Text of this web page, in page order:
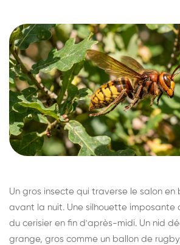
Un gros insecte qui traverse le salon en
avant la nuit. Une silhouette imposante
du cerisier en fin d'après-midi. Un nid
grange, gros comme un ballon de